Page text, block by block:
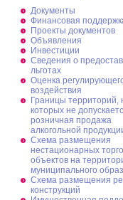
Документы
Финансовая
Проекты документов
Объявления
Инвестиции
Сведения о
льготах
Оценка
воздействия
Границы территорий,
которых не
розничная продажа
алкогольной
Схема размещения
нестационарных
объектов на
муниципального
Схема размещения
конструкций